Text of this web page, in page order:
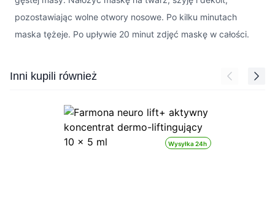
pozostawiając wolne otwory nosowe. Po kilku minutach
maska tężeje. Po upływie 20 minut zdjęć maskę w całości.
Press to skip carousel
Inni kupili również
Wysyłka 24h